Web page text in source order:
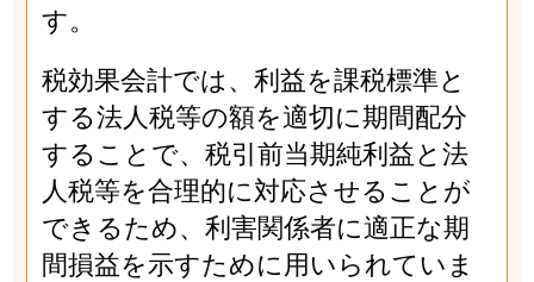
す。
税効果会計では、利益を課税標準と
する法人税等の額を適切に期間配分
することで、税引前当期純利益と法
人税等を合理的に対応させることが
できるため、利害関係者に適正な期
間損益を示すために用いられていま